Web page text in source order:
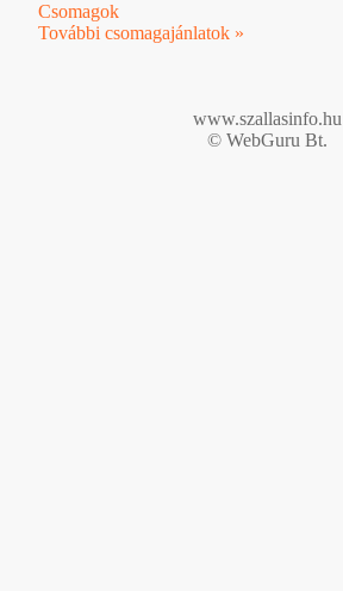
Csomagok
További csomagajánlatok »
www.szallasinfo.hu
© WebGuru Bt.